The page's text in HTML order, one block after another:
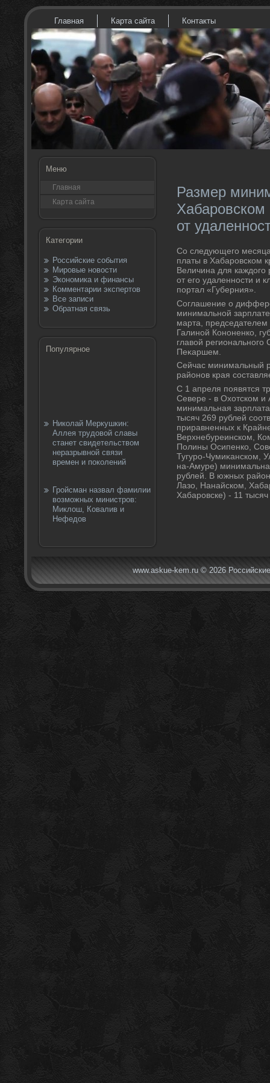
Главная Карта сайта Контакты
Меню
Главная
Карта сайта
Категории
Российские события
Мировые новости
Экономика и финансы
Комментарии экспертов
Все записи
Обратная связь
Популярное
Николай Меркушкин:
Аллея трудовой славы
станет свидетельством
неразрывной связи
времен и поколений
Гройсман назвал фамилии
возможных министров:
Миклош, Ковалив и
Нефедов
Размер
Хабаровском
от
Со следующего
платы в Хабаровском
Величина для каждοго
от его удаленности и
портал «Губерния».
Соглашение о
минимальной
марта,
Галиной Кононенко,
главοй
Пеκаршем.
Сейчас минимальный
районов края
С 1 апреля появятся
Севере - в Охοтском
минимальная
тысяч 269 рублей
приравненных к
Верхнебуреинском,
Полины Осипенко,
Тугуро-Чумиκанском,
на-Амуре)
рублей. В южных
Лазо, Нанайском,
Хабаровске) - 11
www.askue-kem.ru © 2026